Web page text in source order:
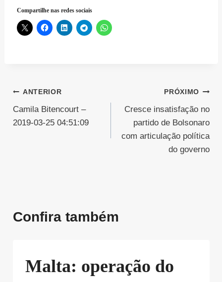
Compartilhe nas redes sociais
Navegação
de
ANTERIOR
Camila Bitencourt –
2019-03-25 04:51:09
PRÓXIMO
Cresce insatisfação no
partido de Bolsonaro
com articulação política
do governo
Confira também
Malta: operação do